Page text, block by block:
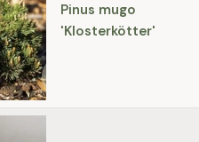
Pinus mugo
'Klosterkötter'